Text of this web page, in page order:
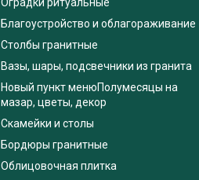
Благоустройство и облагораживание
Столбы гранитные
Вазы, шары, подсвечники из гранита
Новый пункт менюПолумесяцы на
мазар, цветы, декор
Скамейки и столы
Бордюры гранитные
Облицовочная плитка